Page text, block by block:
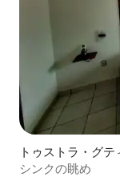
トゥストラ・グ
ート
シンクの眺め